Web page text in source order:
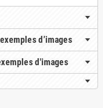
d’images
d'images